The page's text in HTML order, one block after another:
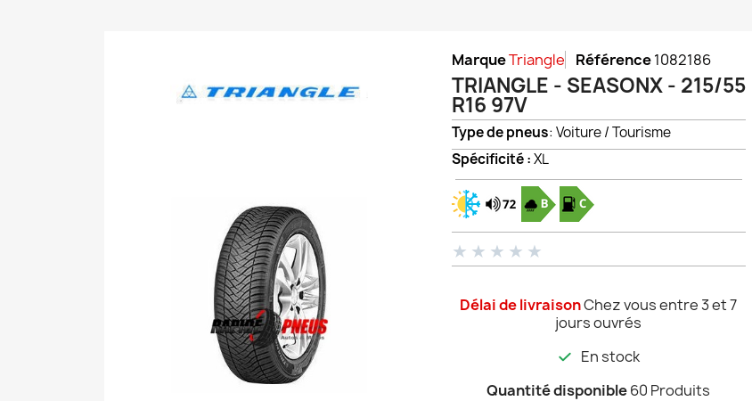
MarqueTriangle Référence1082186
TRIANGLE - SEASONX - 215/55
R16 97V
Type de pneus: Voiture / Tourisme
Spécificité :XL
★ ★ ★ ★ ★
Délai de livraisonChez vous entre 3 et 7
jours ouvrés
En stock
Quantité disponible60 Produits